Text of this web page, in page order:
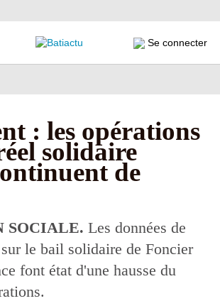
Se connecter
: les opérations
solidaire
de
SOCIALE. Les données de
le bail solidaire de Foncier
font état d'une hausse du